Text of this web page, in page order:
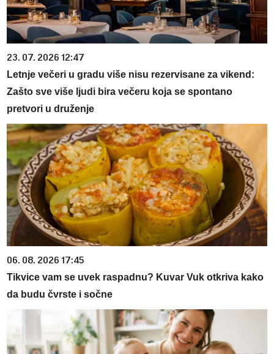
23. 07. 2026 12:47
Letnje večeri u gradu više nisu rezervisane za vikend:
Zašto sve više ljudi bira večeru koja se spontano
pretvori u druženje
06. 08. 2026 17:45
Tikvice vam se uvek raspadnu? Kuvar Vuk otkriva kako
da budu čvrste i sočne